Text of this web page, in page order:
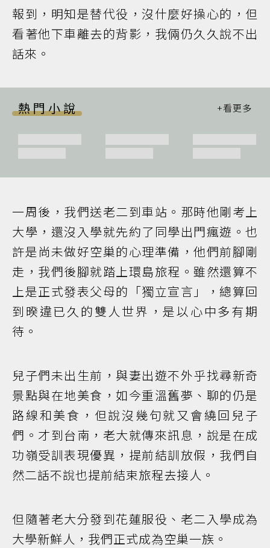
報到，明知是替代役，沒什麼好操心的，但
看著他下車離去的背影，我倆仍久久說不出
話來。
熱門小說
一周後，我們送老二到車站。那時他剛考上
大學，還沒入學就先約了同學出門瘋遊。也
許是尚未做好空巢的心理準備，他們前腳剛
走，我們後腳就踏上環島旅程。雖然還算不
上是正式發表父母的「獨立宣言」，總算回
到暌違已久的雙人世界，是以心中多有期
待。
兒子們未出生前，與妻出遊不外乎找尋新奇
景點與在地美食，如今重溫舊夢、聊的仍是
路線和美食，但說沒幾句就又會繞回兒子
們。才到台南，老大就傳來訊息，說是在成
功嶺受訓表現優異，提前結訓放假，我們自
然二話不說也提前結束旅程去接人。
但隨著老大分發到花蓮服役、老二入學成為
大學新鮮人，我們正式成為空巢一族。